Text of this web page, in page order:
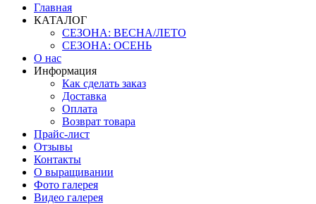
Главная
КАТАЛОГ
СЕЗОНА: ВЕСНА/ЛЕТО
СЕЗОНА: ОСЕНЬ
О нас
Информация
Как сделать заказ
Доставка
Оплата
Возврат товара
Прайс-лист
Отзывы
Контакты
О выращивании
Фото галерея
Видео галерея